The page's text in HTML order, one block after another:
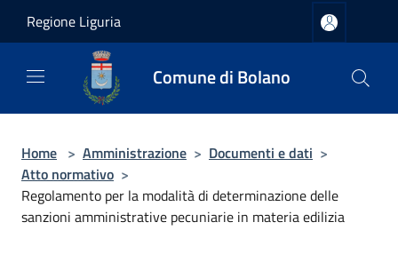
Regione Liguria
Comune di Bolano
Home > Amministrazione > Documenti e dati >
Atto normativo >
Regolamento per la modalità di determinazione delle
sanzioni amministrative pecuniarie in materia edilizia